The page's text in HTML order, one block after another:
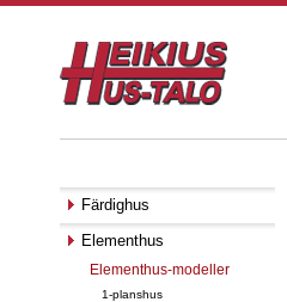
Färdighus
Elementhus
Elementhus-modeller
1-planshus